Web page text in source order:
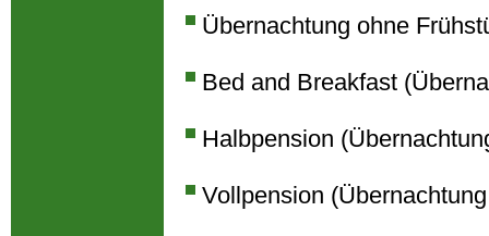
Übernachtung ohne
Bed and Breakfast
Halbpension
Vollpension